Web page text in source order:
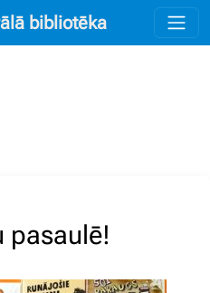
bibliotēka
pasaulē!